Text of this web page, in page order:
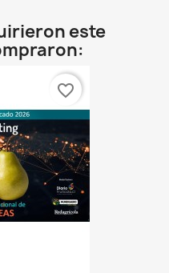
este
favorite_border